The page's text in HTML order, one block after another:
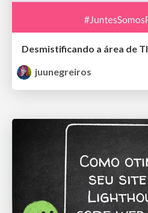
Desmistificando a área de TI
juunegreiros